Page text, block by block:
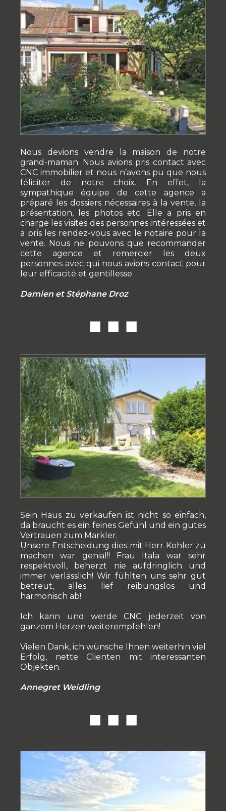
Nous devions vendre la maison de notre
grand-maman. Nous avions pris contact avec
CNC immobilier et nous n’avons pu que nous
féliciter de notre choix. En effet, la
sympathique équipe de cette agence a
préparé les dossiers nécessaires à la vente, la
présentation, les photos etc. Elle a pris en
charge les visites des personnes intéressées et
a pris les rendez-vous avec le notaire pour la
vente. Nous ne pouvons que recommander
cette agence et remercier les deux
personnes avec qui nous avions contact pour
leur efficacité et gentillesse.
Damien et Stéphane Droz
■ ■ ■
Sein Haus zu verkaufen ist nicht so einfach,
da braucht es ein feines Gefühl und ein gutes
Vertrauen zum Markler.
Unsere Entscheidung dies mit Herr Kohler zu
machen war genial!! Frau Itala war sehr
respektvoll, beherzt nie aufdringlich und
immer verlässlich! Wir fühlten uns sehr gut
betreut, alles lief reibungslos und
harmonisch ab!
Ich kann und werde CNC jederzeit von
ganzem Herzen weiterempfehlen!
Vielen Dank, ich wünsche Ihnen weiterhin viel
Erfolg, nette Clienten mit interessanten
Objekten.
Annegret Weidling
■ ■ ■